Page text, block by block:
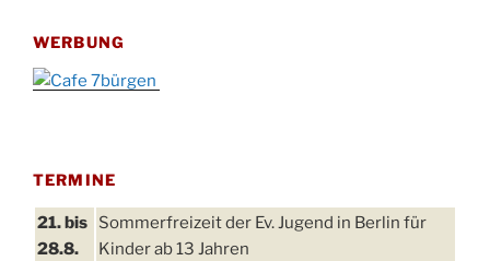
WERBUNG
TERMINE
21. bis
28.8.
Sommerfreizeit der Ev. Jugend in Berlin für
Kinder ab 13 Jahren